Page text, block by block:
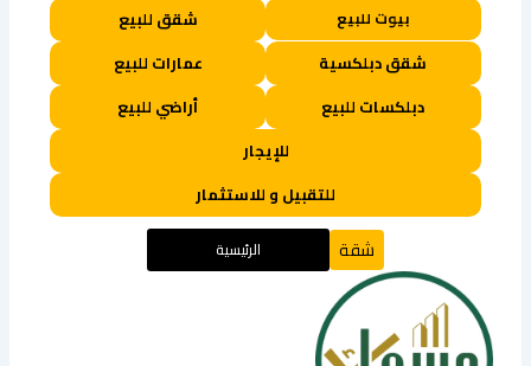
بيوت للبيع
شقق للبيع
شقق دبلكسية
عمارات للبيع
دبلكسات للبيع
أراضي للبيع
للإيجار
للتقبيل و للاستثمار
شقة الرئيسية